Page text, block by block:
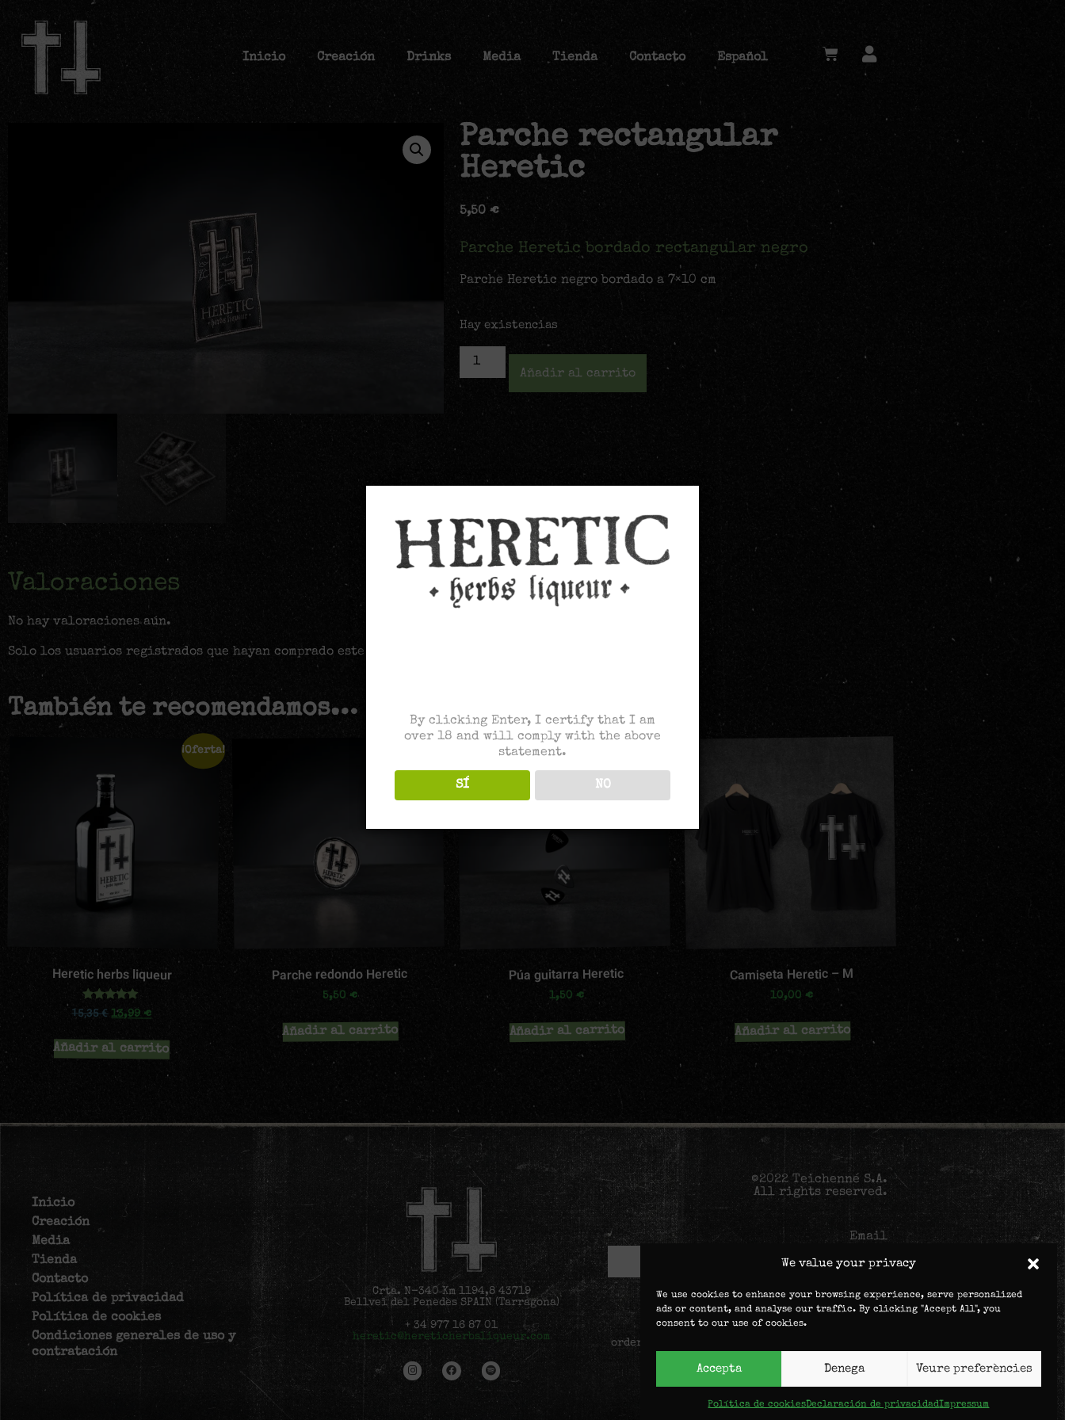
We value your privacy
We use cookies to enhance your browsing experience, serve personalized
ads or content, and analyse our traffic. By clicking "Accept All", you
consent to our use of cookies.
Accepta Denega Veure preferències
Política de cookiesDeclaración de privacidadImpressum
Inicio Creación Drinks Media Tienda Contacto Español
Parche rectangular
Heretic
5,50 €
Parche Heretic bordado rectangular negro
Parche Heretic negro bordado a 7×10 cm
Hay existencias
Añadir al carrito
Valoraciones
No hay valoraciones aún.
Solo los usuarios registrados que hayan comprado este producto pueden hacer una valoración.
También te recomendamos…
¡Oferta!
Heretic herbs liqueur
Valorado
con
de 5
15,35€ 13,99 €
Añadir al carrito
Parche redondo Heretic
5,50 €
Añadir al carrito
Púa guitarra Heretic
1,50 €
Añadir al carrito
Camiseta Heretic – M
10,00 €
Añadir al carrito
Inicio
Creación
Media
Tienda
Contacto
Política de privacidad
Política de cookies
Condiciones generales de uso y
contratación
Crta. N-340 Km 1194,8 43719
Bellvei del Penedès SPAIN (Tarragona)
+ 34 977 16 87 01
heretic@hereticherbsliqueur.com
©2022 Teichenné S.A.
All rights reserved.
Email
order, improve user experience throughout this
web and other purposes detailed inprivacy
policy
By clicking Enter, I certify that I am
over 18 and will comply with the above
statement.
SÍ NO